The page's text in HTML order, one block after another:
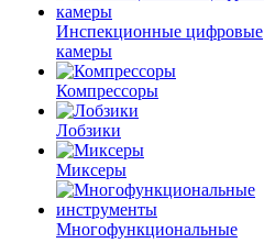
Инспекционные цифровые
камеры
Компрессоры
Лобзики
Миксеры
Многофункциональные